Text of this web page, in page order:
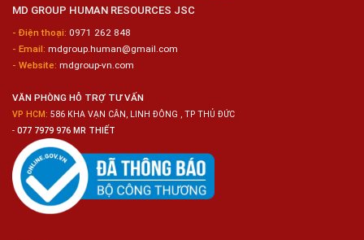
MD GROUP HUMAN RESOURCES JSC
- Điện thoại: 0971 262 848
- Email: mdgroup.human@gmail.com
- Website: mdgroup-vn.com
VĂN PHÒNG HỖ TRỢ TƯ VẤN
VP HCM: 586 KHA VẠN CÂN, LINH ĐÔNG , TP THỦ ĐỨC
- 077 7979 976 MR THIẾT